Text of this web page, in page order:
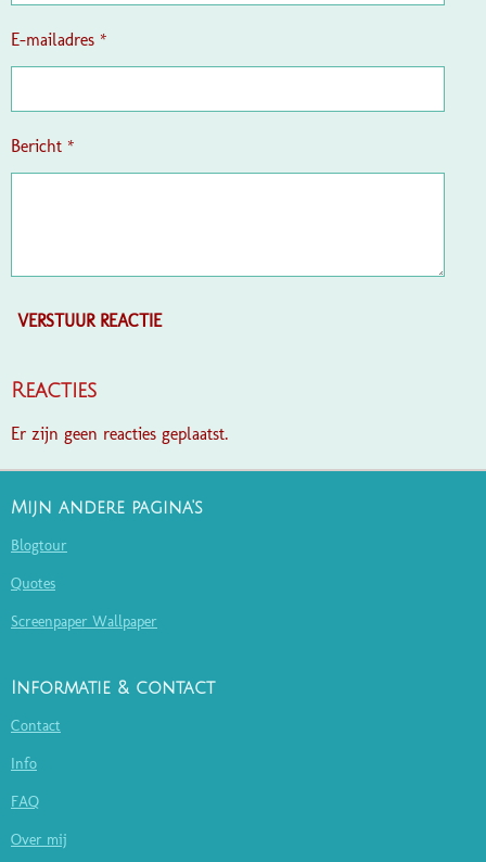
r
e
E-mailadres *
Bericht *
VERSTUUR REACTIE
Reacties
Er zijn geen reacties geplaatst.
Mijn andere pagina's
Blogtour
Quotes
Screenpaper Wallpaper
Informatie & contact
Contact
Info
FAQ
Over mij